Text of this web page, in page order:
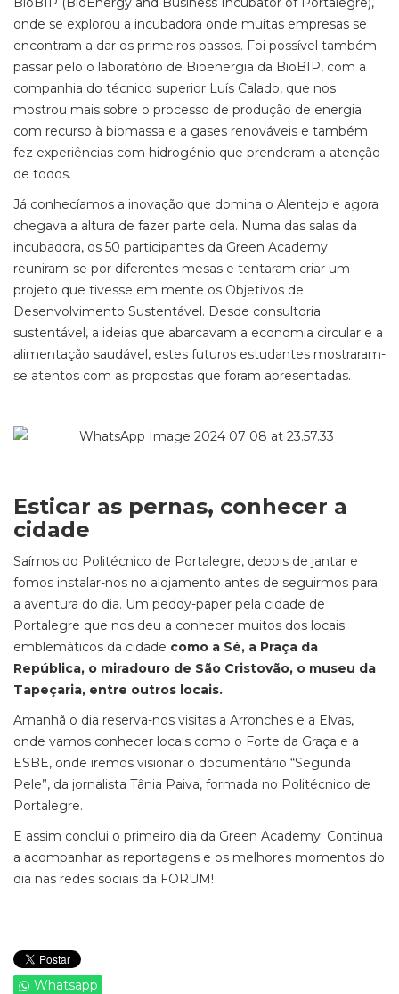
onde se explorou a incubadora onde muitas empresas se
encontram a dar os primeiros passos. Foi possível também
passar pelo o laboratório de Bioenergia da BioBIP, com a
companhia do técnico superior Luís Calado, que nos
mostrou mais sobre o processo de produção de energia
com recurso à biomassa e a gases renováveis e também
fez experiências com hidrogénio que prenderam a atenção
de todos.
Já conhecíamos a inovação que domina o Alentejo e agora
chegava a altura de fazer parte dela. Numa das salas da
incubadora, os 50 participantes da Green Academy
reuniram-se por diferentes mesas e tentaram criar um
projeto que tivesse em mente os Objetivos de
Desenvolvimento Sustentável. Desde consultoria
sustentável, a ideias que abarcavam a economia circular e a
alimentação saudável, estes futuros estudantes mostraram-
se atentos com as propostas que foram apresentadas.
Esticar as pernas, conhecer a
cidade
Saímos do Politécnico de Portalegre, depois de jantar e
fomos instalar-nos no alojamento antes de seguirmos para
a aventura do dia. Um peddy-paper pela cidade de
Portalegre que nos deu a conhecer muitos dos locais
emblemáticos da cidade como a Sé, a Praça da
República, o miradouro de São Cristovão, o museu da
Tapeçaria, entre outros locais.
Amanhã o dia reserva-nos visitas a Arronches e a Elvas,
onde vamos conhecer locais como o Forte da Graça e a
ESBE, onde iremos visionar o documentário “Segunda
Pele”, da jornalista Tânia Paiva, formada no Politécnico de
Portalegre.
E assim conclui o primeiro dia da Green Academy. Continua
a acompanhar as reportagens e os melhores momentos do
dia nas redes sociais da FORUM!
Whatsapp